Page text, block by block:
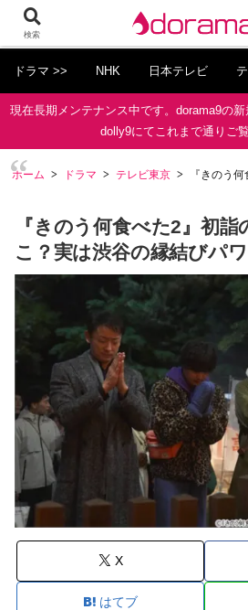
ドラマ >> NHK 日本テレビ
現在長期メンテナンス中です。dorama9の
dolly9にてこれまで通りご覧
ホーム ドラマ テレビ東京 『きのう
『きのう何食べた2』初
こ？実は渋谷の縁結びパ
X
はてブ
検索